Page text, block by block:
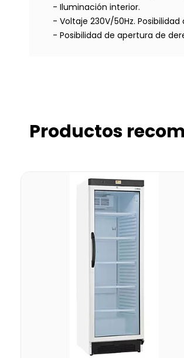
- Iluminación interior.
- Voltaje 230V/50Hz. Posibilidad
- Posibilidad de apertura de
Productos